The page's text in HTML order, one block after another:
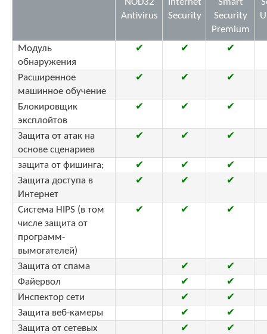
NOD32
Antivirus
Internet
Security
Smart
Security
Premium
Модуль
обнаружения
✔ ✔ ✔
Расширенное
машинное обучение
✔ ✔ ✔
Блокировщик
эксплойтов
✔ ✔ ✔
Защита от атак на
основе сценариев
✔ ✔ ✔
защита от фишинга; ✔ ✔
✔
Защита доступа в
Интернет
✔ ✔ ✔
Система HIPS (в том
числе защита от
программ-
вымогателей)
✔ ✔ ✔
Защита от спама ✔
✔
Файервол
✔
✔
Инспектор сети
✔
✔
Защита веб-камеры
✔
✔
Защита от сетевых
✔ ✔